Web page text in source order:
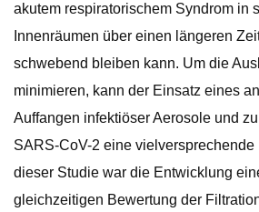
akutem respiratorischem Syndrom in
Innenräumen über einen längeren
schwebend bleiben kann. Um die
minimieren, kann der Einsatz eines
Auffangen infektiöser Aerosole und
SARS-CoV-2 eine vielversprechende
dieser Studie war die Entwicklung
gleichzeitigen Bewertung der